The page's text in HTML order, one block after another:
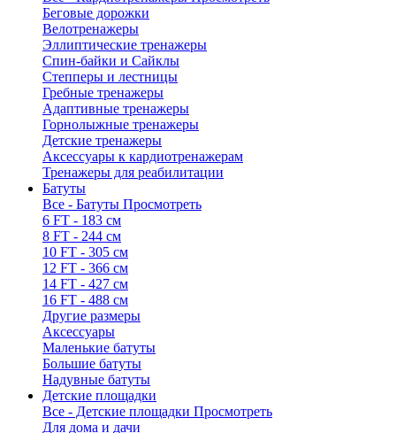
Беговые дорожки
Велотренажеры
Эллиптические тренажеры
Спин-байки и Сайклы
Степперы и лестницы
Гребные тренажеры
Адаптивные тренажеры
Горнолыжные тренажеры
Детские тренажеры
Аксессуары к кардиотренажерам
Тренажеры для реабилитации
Батуты
Все - Батуты Просмотреть
6 FT - 183 см
8 FT - 244 см
10 FT - 305 см
12 FT - 366 см
14 FT - 427 см
16 FT - 488 см
Другие размеры
Аксессуары
Маленькие батуты
Большие батуты
Надувные батуты
Детские площадки
Все - Детские площадки Просмотреть
Для дома и дачи